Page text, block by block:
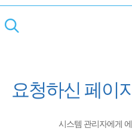
요청하신 페이
시스템 관리자에게